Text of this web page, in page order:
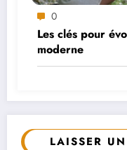
0
Les clés pour
moderne
LAISSER